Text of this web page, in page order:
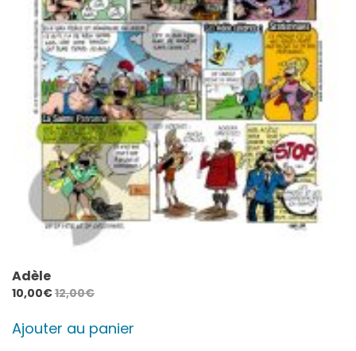
Adèle
10,00€12,00€
Ajouter au panier